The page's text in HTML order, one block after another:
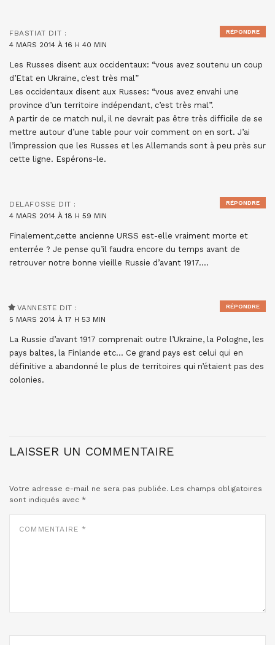
FBASTIAT DIT :
4 MARS 2014 À 16 H 40 MIN
Les Russes disent aux occidentaux: “vous avez soutenu un coup
d’Etat en Ukraine, c’est très mal”
Les occidentaux disent aux Russes: “vous avez envahi une
province d’un territoire indépendant, c’est très mal”.
A partir de ce match nul, il ne devrait pas être très difficile de se
mettre autour d’une table pour voir comment on en sort. J’ai
l’impression que les Russes et les Allemands sont à peu près sur
cette ligne. Espérons-le.
RÉPONDRE
DELAFOSSE DIT :
4 MARS 2014 À 18 H 59 MIN
Finalement,cette ancienne URSS est-elle vraiment morte et
enterrée ? Je pense qu’il faudra encore du temps avant de
retrouver notre bonne vieille Russie d’avant 1917….
RÉPONDRE
VANNESTE DIT :
5 MARS 2014 À 17 H 53 MIN
La Russie d’avant 1917 comprenait outre l’Ukraine, la Pologne, les
pays baltes, la Finlande etc… Ce grand pays est celui qui en
définitive a abandonné le plus de territoires qui n’étaient pas des
colonies.
RÉPONDRE
LAISSER UN COMMENTAIRE
Votre adresse e-mail ne sera pas publiée. Les champs obligatoires
sont indiqués avec *